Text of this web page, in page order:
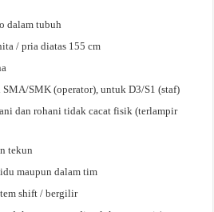
dalam tubuh
/ pria diatas 155 cm
SMK (operator), untuk D3/S1 (staf)
dan rohani tidak cacat fisik (terlampir
tekun
maupun dalam tim
shift / bergilir